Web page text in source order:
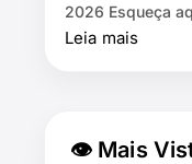
2026 Esqueça aquela ideia antiga de que
dorama é só
Leia mais
👁 Mais